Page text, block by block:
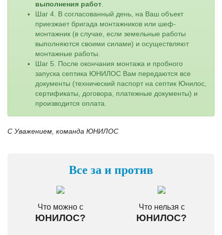
выполнения работ
Шаг 4. В согласованный день, на Ваш объект
приезжает бригада монтажников или шеф-
монтажник (в случае, если земельные работы
выполняются своими силами) и осуществляют
монтажные работы.
Шаг 5. После окончания монтажа и пробного
запуска септика ЮНИЛОС Вам передаются все
документы (технический паспорт на септик Юнилос,
сертификаты, договора, платежные документы) и
производится оплата.
С Уважением, команда ЮНИЛОС
Все за и против
Что можно с
ЮНИЛОС?
Что нельзя с
ЮНИЛОС?